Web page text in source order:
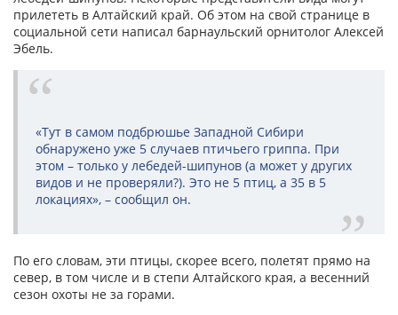
прилететь в Алтайский край. Об этом на свой странице в
социальной сети написал барнаульский орнитолог Алексей
Эбель.
«Тут в самом подбрюшье Западной Сибири
обнаружено уже 5 случаев птичьего гриппа. При
этом – только у лебедей-шипунов (а может у других
видов и не проверяли?). Это не 5 птиц, а 35 в 5
локациях», – сообщил он.
По его словам, эти птицы, скорее всего, полетят прямо на
север, в том числе и в степи Алтайского края, а весенний
сезон охоты не за горами.